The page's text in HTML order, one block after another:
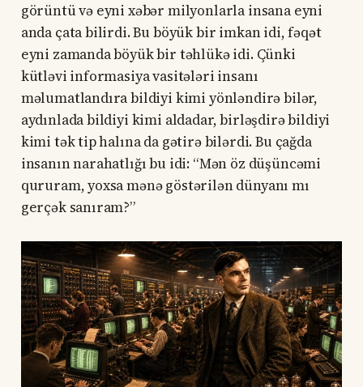
görüntü və eyni xəbər milyonlarla insana eyni
anda çata bilirdi. Bu böyük bir imkan idi, fəqət
eyni zamanda böyük bir təhlükə idi. Çünki
kütləvi informasiya vasitələri insanı
məlumatlandıra bildiyi kimi yönləndirə bilər,
aydınlada bildiyi kimi aldadar, birləşdirə bildiyi
kimi tək tip halına da gətirə bilərdi. Bu çağda
insanın narahatlığı bu idi: “Mən öz düşüncəmi
qururam, yoxsa mənə göstərilən dünyanı mı
gerçək sanıram?”